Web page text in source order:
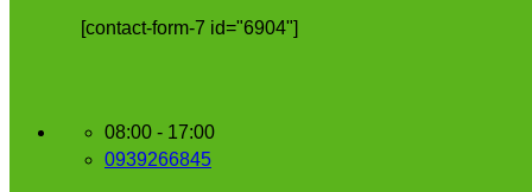
[contact-form-7 id="6904"]
08:00 - 17:00
0939266845